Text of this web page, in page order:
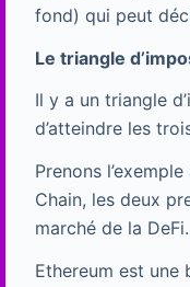
fond) qui peut
Le triangle
Il y a un triangle
d’atteindre les
Prenons
Chain, les deux
marché de la DeFi.
Ethereum est une